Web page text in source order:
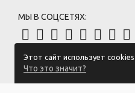
Этот сайт использует cookies
Что это значит?
МЫ В СОЦСЕТЯХ:
ПОДПИСАТЬСЯ НА РАССЫЛКУ